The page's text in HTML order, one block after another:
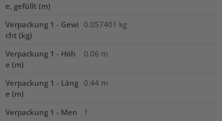
e, gefüllt (m)
Verpackung 1 - Gewi
cht (kg)
0.057401 kg
Verpackung 1 - Höh
e (m)
0.06 m
Verpackung 1 - Läng
e (m)
0.44 m
Verpackung 1 - Men
1